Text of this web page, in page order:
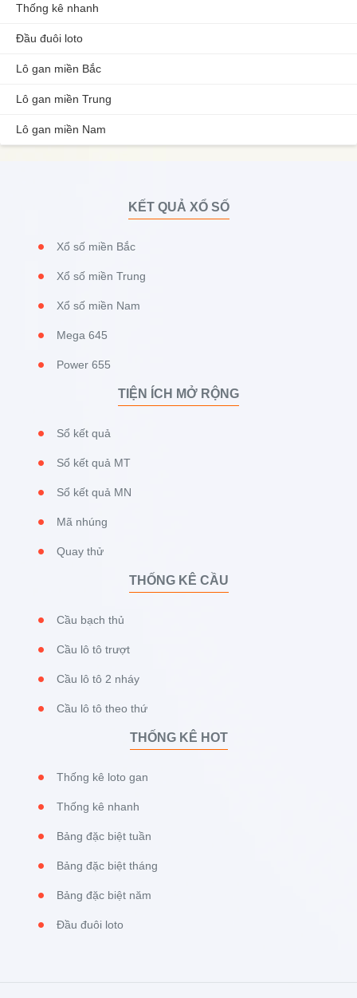
Thống kê nhanh
Đầu đuôi loto
Lô gan miền Bắc
Lô gan miền Trung
Lô gan miền Nam
KẾT QUẢ XỔ SỐ
Xổ số miền Bắc
Xổ số miền Trung
Xổ số miền Nam
Mega 645
Power 655
TIỆN ÍCH MỞ RỘNG
Sổ kết quả
Sổ kết quả MT
Sổ kết quả MN
Mã nhúng
Quay thử
THỐNG KÊ CẦU
Cầu bạch thủ
Cầu lô tô trượt
Cầu lô tô 2 nháy
Cầu lô tô theo thứ
THỐNG KÊ HOT
Thống kê loto gan
Thống kê nhanh
Bảng đặc biệt tuần
Bảng đặc biệt tháng
Bảng đặc biệt năm
Đầu đuôi loto